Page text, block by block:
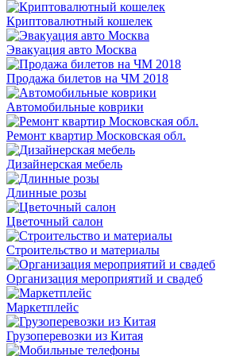
Криптовалютный кошелек
Эвакуация авто Москва
Продажа билетов на ЧМ 2018
Автомобильные коврики
Ремонт квартир Московская обл.
Дизайнерская мебель
Длинные розы
Цветочный салон
Строительство и материалы
Организация мероприятий и свадеб
Маркетплейс
Грузоперевозки из Китая